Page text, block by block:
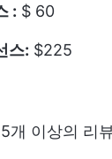
: $ 60
스: $225
개 이상의 리